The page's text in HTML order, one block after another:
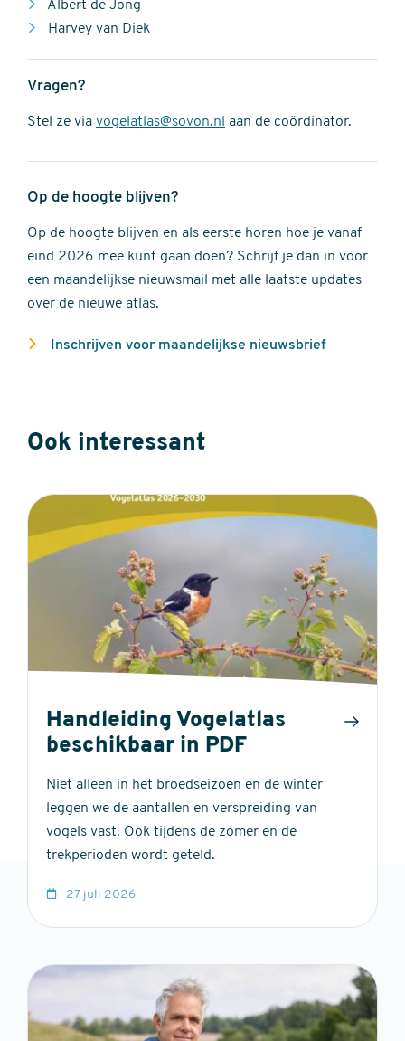
Albert de Jong
Harvey van Diek
Vragen?
Stel ze via vogelatlas@sovon.nl aan de coördinator.
Op de hoogte blijven?
Op de hoogte blijven en als eerste horen hoe je vanaf
eind 2026 mee kunt gaan doen? Schrijf je dan in voor
een maandelijkse nieuwsmail met alle laatste updates
over de nieuwe atlas.
Inschrijven voor maandelijkse nieuwsbrief
Ook interessant
Handleiding Vogelatlas
beschikbaar in PDF
Niet alleen in het broedseizoen en de winter
leggen we de aantallen en verspreiding van
vogels vast. Ook tijdens de zomer en de
trekperioden wordt geteld.
27 juli 2026